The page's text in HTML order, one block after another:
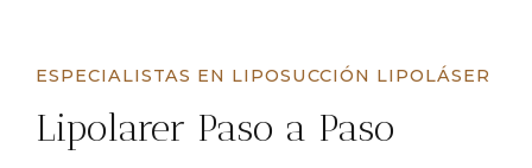
ESPECIALISTAS EN LIPOSUCCIÓN LIPOLÁSER
Lipolarer Paso a Paso